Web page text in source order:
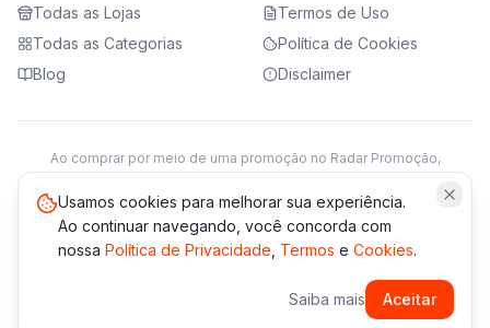
Todas as Lojas
Todas as Categorias
Blog
Termos de Uso
Política de Cookies
Disclaimer
Ao comprar por meio de uma promoção no Radar Promoção,
Saiba mais
*Os preços e disponibilidade podem variar. Verifique sempre
Usamos cookies para melhorar sua experiência.
Ao continuar navegando, você concorda com
nossa Política de Privacidade Termos e Cookies.
Saiba mais Aceitar